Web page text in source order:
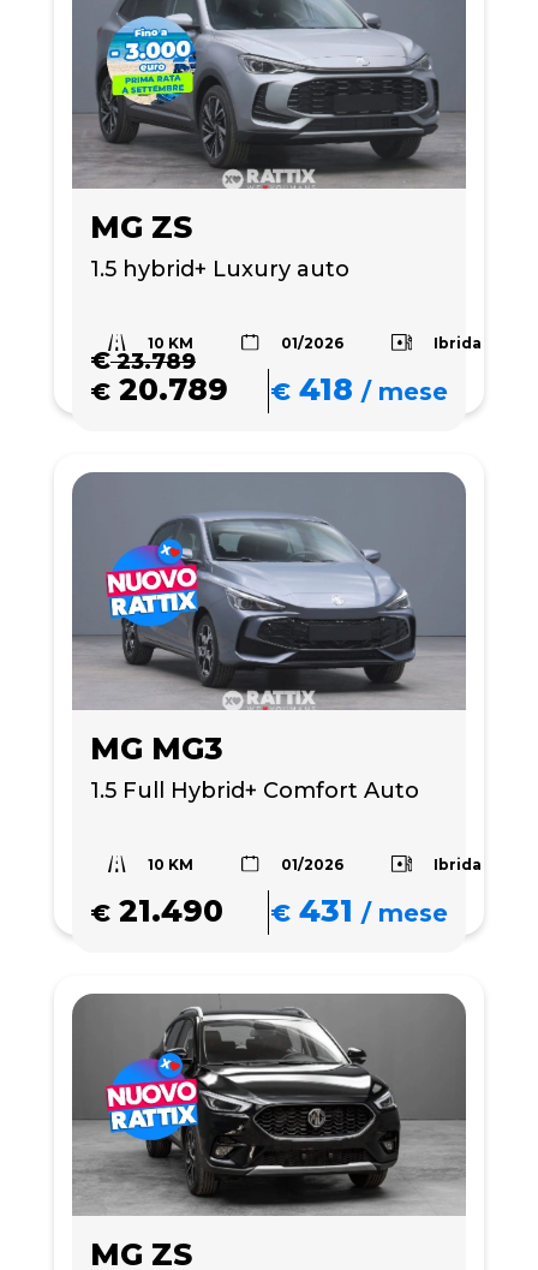
MG ZS
1.5 hybrid+ Luxury auto
10 KM 01/2026 Ibrida
€23.789
€ 20.789 € 418 /mese
MG MG3
1.5 Full Hybrid+ Comfort Auto
10 KM 01/2026 Ibrida
€ 21.490 € 431 /mese
MG ZS